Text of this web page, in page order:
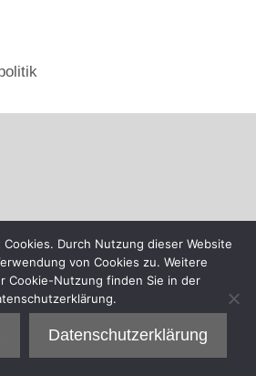
Durch Nutzung dieser Website
von Cookies zu. Weitere
Cookie-Nutzung finden Sie in der
Datenschutzerklärung